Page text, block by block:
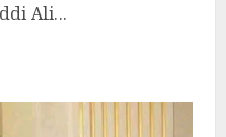
Ali...